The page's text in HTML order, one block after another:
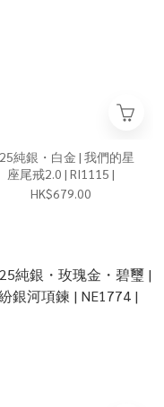
純銀・白金 | 我們的星
座尾戒2.0 | RI1115 |
HK$679.00